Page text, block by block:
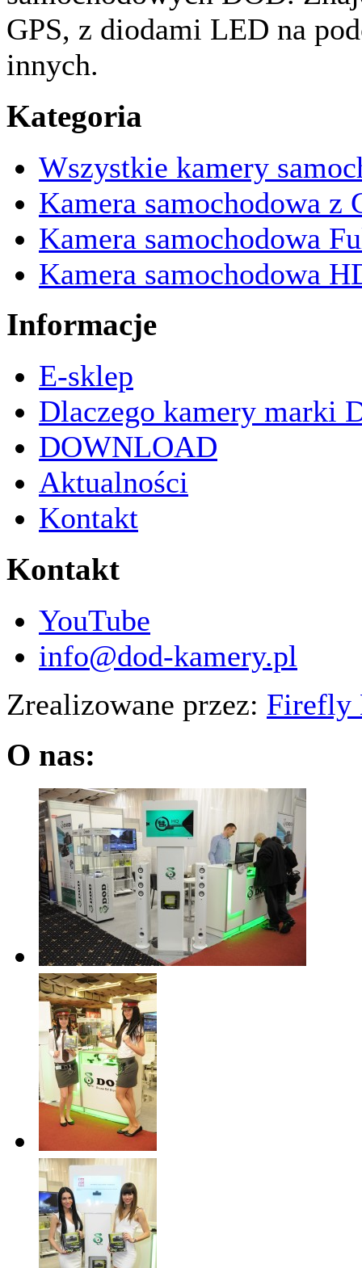
GPS, z diodami LED na
innych.
Kategoria
Wszystkie kamery
Kamera samochodowa z
Kamera samochodowa
Kamera samochodowa
Informacje
E-sklep
Dlaczego kamery marki
DOWNLOAD
Aktualności
Kontakt
Kontakt
YouTube
info@dod-kamery.pl
Zrealizowane przez: Firefly
O nas: